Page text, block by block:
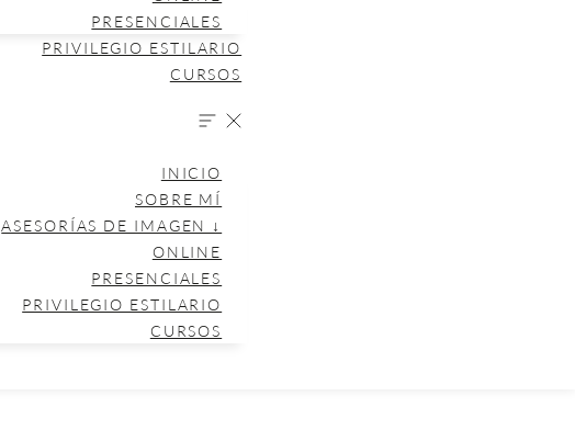
PRESENCIALES
PRIVILEGIO ESTILARIO
CURSOS
INICIO
SOBRE MÍ
ASESORÍAS DE IMAGEN ↓
ONLINE
PRESENCIALES
PRIVILEGIO ESTILARIO
CURSOS